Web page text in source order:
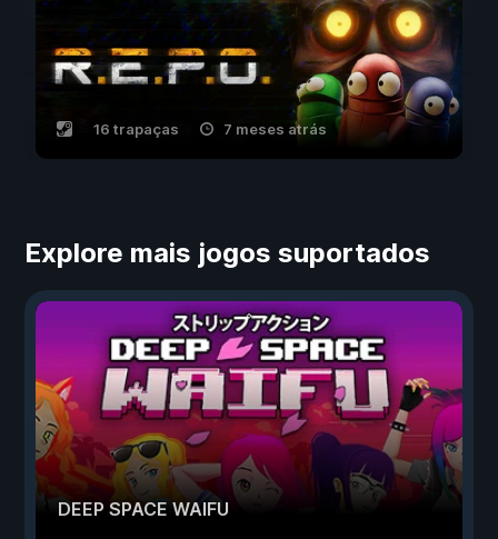
16 trapaças 7 meses atrás
Explore mais jogos suportados
DEEP SPACE WAIFU